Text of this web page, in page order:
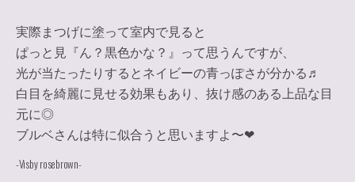
実際まつげに塗って室内で見ると
ぱっと見『ん？黒色かな？』って思うんですが、
光が当たったりするとネイビーの青っぽさが分かる♬
白目を綺麗に見せる効果もあり、 抜け感のある上品な目
元に◎
ブルベさんは特に似合うと思いますよ〜❤︎
-Visby rosebrown-